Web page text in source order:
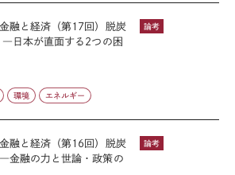
論考
融と経済（第17回）脱炭
日本が直面する2つの困
環境 エネルギー
論考
融と経済（第16回）脱炭
金融の力と世論・政策の